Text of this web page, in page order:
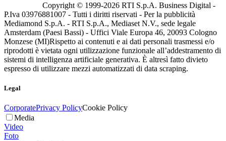
Copyright © 1999-2026 RTI S.p.A. Business Digital -
P.Iva 03976881007 - Tutti i diritti riservati - Per la pubblicità
Mediamond S.p.A. - RTI S.p.A., Mediaset N.V., sede legale
Amsterdam (Paesi Bassi) - Uffici Viale Europa 46, 20093 Cologno
Monzese (MI)Rispetto ai contenuti e ai dati personali trasmessi e/o
riprodotti è vietata ogni utilizzazione funzionale all’addestramento di
sistemi di intelligenza artificiale generativa. È altresì fatto divieto
espresso di utilizzare mezzi automatizzati di data scraping.
Legal
CorporatePrivacy PolicyCookie Policy
Media
Video
Foto